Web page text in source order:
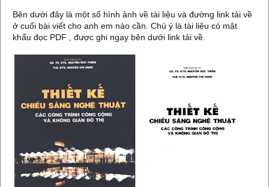
Bên dưới đây là một số hình ảnh về tài liệu và đường link tải về
ở cuối bài viết cho anh em nào cần. Chú ý là tài liệu có mật
khẩu đọc PDF , được ghi ngay bên dưới link tải về.